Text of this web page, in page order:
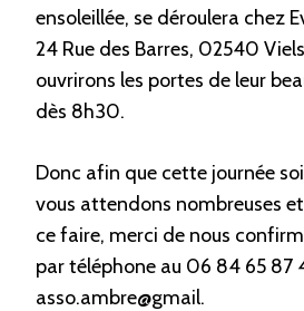
ensoleillée, se déroulera chez
24 Rue des Barres, 02540
ouvrirons les portes de leur
dès 8h30.
Donc afin que cette journée
vous attendons nombreuses
ce faire, merci de nous
par téléphone au 06 84 65 87
asso.ambre@gmail.